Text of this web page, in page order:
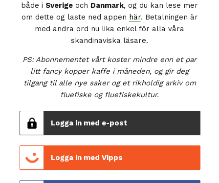
både i Sverige och Danmark, og du kan lese mer
om dette og laste ned appen här. Betalningen är
med andra ord nu lika enkel för alla våra
skandinaviska läsare.
PS: Abonnementet vårt koster mindre enn et par
litt fancy kopper kaffe i måneden, og gir deg
tilgang til alle nye saker og et rikholdig arkiv om
fluefiske og fluefiskekultur.
Logga in med e-post
Logga in med Vipps